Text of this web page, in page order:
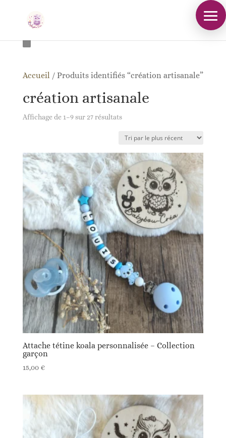
Accueil / Produits identifiés “création artisanale”
création artisanale
Affichage de 1–9 sur 27 résultatsTrié
plus
récent
au
plus
ancien
Attache tétine koala personnalisée – Collection
garçon
15,00 €